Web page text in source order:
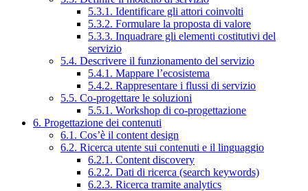
5.3.1. Identificare gli attori coinvolti
5.3.2. Formulare la proposta di valore
5.3.3. Inquadrare gli elementi costitutivi del
servizio
5.4. Descrivere il funzionamento del servizio
5.4.1. Mappare l’ecosistema
5.4.2. Rappresentare i flussi di servizio
5.5. Co-progettare le soluzioni
5.5.1. Workshop di co-progettazione
6. Progettazione dei contenuti
6.1. Cos’è il content design
6.2. Ricerca utente sui contenuti e il linguaggio
6.2.1. Content discovery
6.2.2. Dati di ricerca (search keywords)
6.2.3. Ricerca tramite analytics